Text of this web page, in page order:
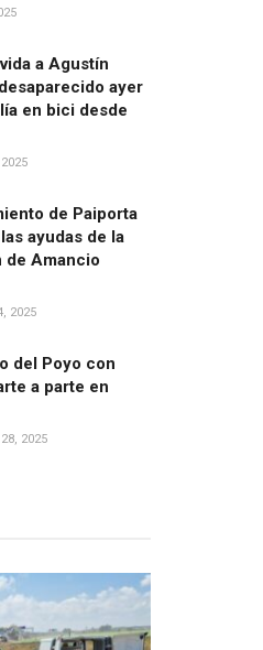
a Agustín
ayer
en bici desde
de Paiporta
ayudas de la
de Amancio
2025
del Poyo con
a parte en
2025